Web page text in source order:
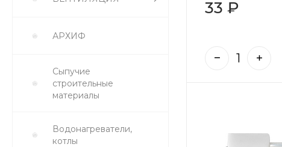
АРХИФ
Сыпучие
строительные
материалы
Водонагреватели,
котлы
33 ₽